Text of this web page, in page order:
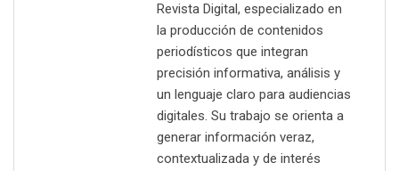
Revista Digital, especializado en
la producción de contenidos
periodísticos que integran
precisión informativa, análisis y
un lenguaje claro para audiencias
digitales. Su trabajo se orienta a
generar información veraz,
contextualizada y de interés